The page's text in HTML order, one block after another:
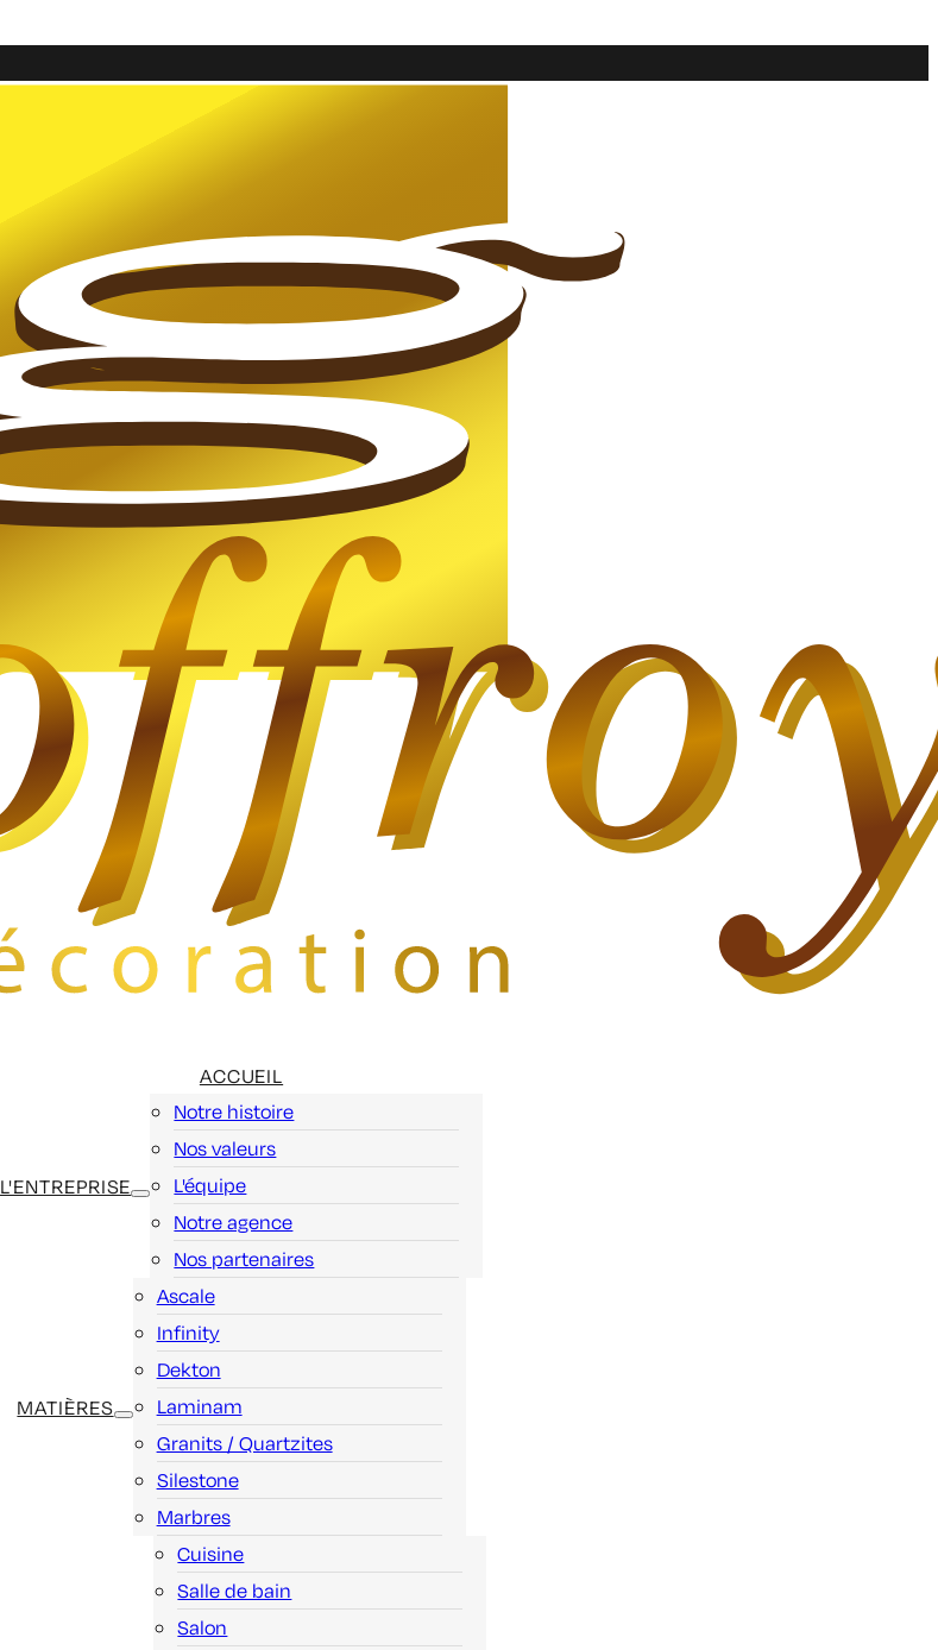
ACCUEIL
L'ENTREPRISE
Notre histoire
Nos valeurs
L'équipe
Notre agence
Nos partenaires
MATIÈRES
Ascale
Infinity
Dekton
Laminam
Granits / Quartzites
Silestone
Marbres
Cuisine
Salle de bain
Salon